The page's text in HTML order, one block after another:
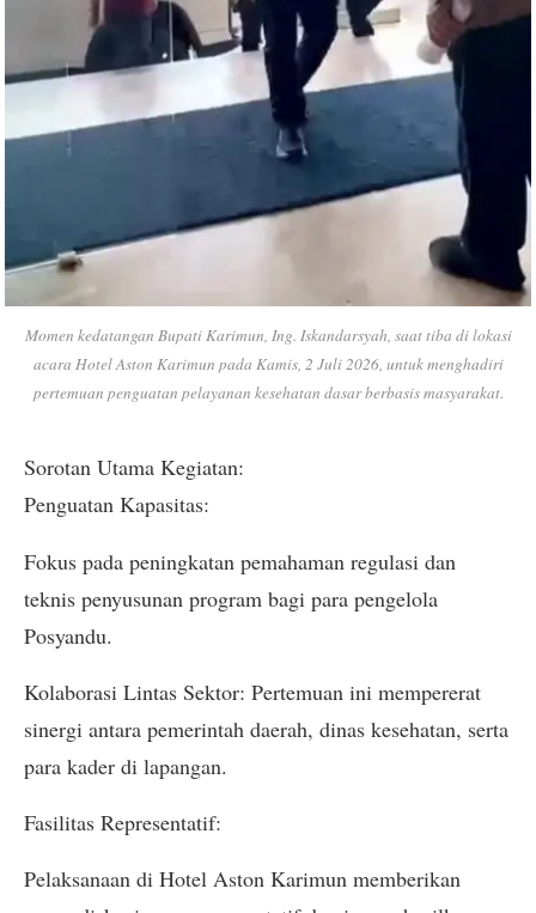
Momen kedatangan Bupati Karimun, Ing. Iskandarsyah, saat tiba di lokasi
acara Hotel Aston Karimun pada Kamis, 2 Juli 2026, untuk menghadiri
pertemuan penguatan pelayanan kesehatan dasar berbasis masyarakat.
Sorotan Utama Kegiatan:
Penguatan Kapasitas:
Fokus pada peningkatan pemahaman regulasi dan
teknis penyusunan program bagi para pengelola
Posyandu.
Kolaborasi Lintas Sektor: Pertemuan ini mempererat
sinergi antara pemerintah daerah, dinas kesehatan, serta
para kader di lapangan.
Fasilitas Representatif:
Pelaksanaan di Hotel Aston Karimun memberikan